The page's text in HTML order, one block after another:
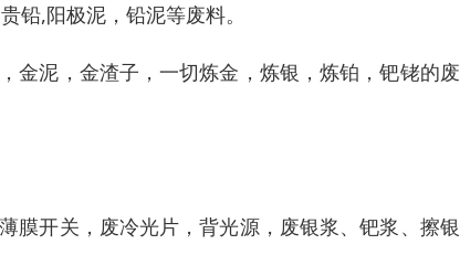
铅,阳极泥，铅泥等废料。
金泥，金渣子，一切炼金，炼银，炼铂，钯铑的
膜开关，废冷光片，背光源，废银浆、钯浆、擦